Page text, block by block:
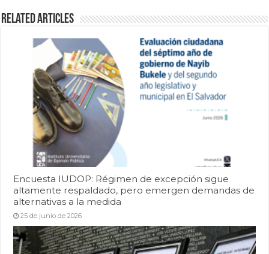
Related Articles
Encuesta IUDOP: Régimen de excepción sigue
altamente respaldado, pero emergen demandas de
alternativas a la medida
25 de junio de 2026